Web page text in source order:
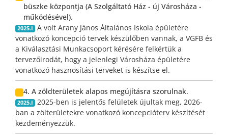
büszke központja (A Szolgáltató Ház - új Városháza -
működésével).
2025.I
A volt Arany János Általános Iskola épületére
vonatkozó koncepció tervek készülőben vannak, a VGFB és
a Kiválasztási Munkacsoport kérésére felkértük a
tervezőirodát, hogy a jelenlegi Városháza épületére
vonatkozó hasznosítási terveket is készítse el.
4. A zöldterületek alapos megújításra szorulnak.
2025.I
2025-ben is jelentős felületek újultak meg, 2026-
ban a zölterületekre vonatkozó koncepcióterv készítését
kezdeményezzük.